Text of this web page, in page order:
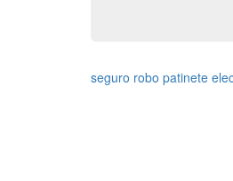
seguro robo patinete